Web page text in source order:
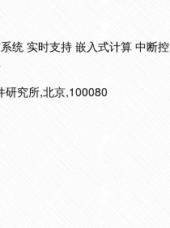
统 实时支持 嵌入式计算 中断控
研究所,北京,100080